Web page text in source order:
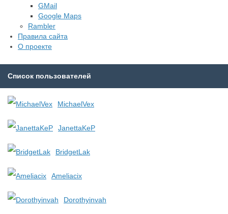
GMail
Google Maps
Rambler
Правила сайта
О проекте
Список пользователей
MichaelVex
JanettaKeP
BridgetLak
Ameliacix
Dorothyinvah